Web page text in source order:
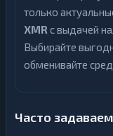
только
XMR с выдачей
Выбирайте
обменивайте
Часто